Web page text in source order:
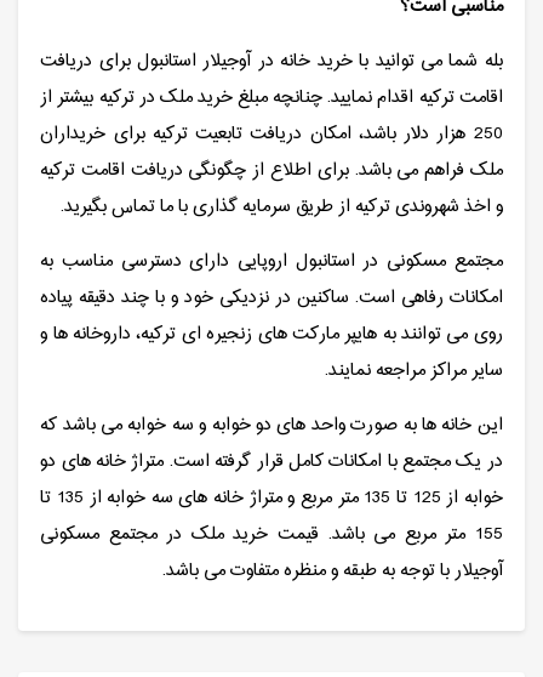
بله شما می توانید با خرید خانه در آوجیلار استانبول برای دریافت
اقامت ترکیه اقدام نمایید. چنانچه مبلغ خرید ملک در ترکیه بیشتر از
250 هزار دلار باشد، امکان دریافت تابعیت ترکیه برای خریداران
ملک فراهم می باشد. برای اطلاع از چگونگی دریافت اقامت ترکیه
و اخذ شهروندی ترکیه از طریق سرمایه گذاری با ما تماس بگیرید.
مجتمع مسکونی در استانبول اروپایی دارای دسترسی مناسب به
امکانات رفاهی است. ساکنین در نزدیکی خود و با چند دقیقه پیاده
روی می توانند به هایپر مارکت های زنجیره ای ترکیه، داروخانه ها و
سایر مراکز مراجعه نمایند.
این خانه ها به صورت واحد های دو خوابه و سه خوابه می باشد که
در یک مجتمع با امکانات کامل قرار گرفته است. متراژ خانه های دو
خوابه از 125 تا 135 متر مربع و متراژ خانه های سه خوابه از 135 تا
155 متر مربع می باشد. قیمت خرید ملک در مجتمع مسکونی
آوجیلار با توجه به طبقه و منظره متفاوت می باشد.